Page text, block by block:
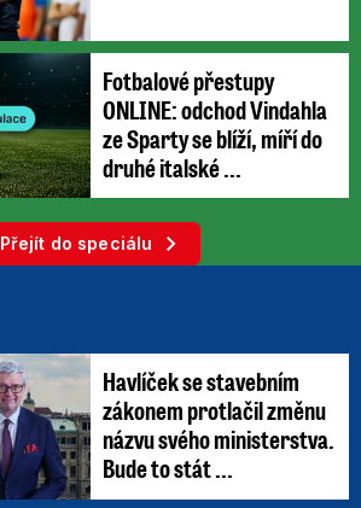
Fotbalové přestupy
ONLINE: odchod Vindahla
ze Sparty se blíží, míří do
druhé italské ...
Přejít do speciálu
Havlíček se stavebním
zákonem protlačil změnu
názvu svého ministerstva.
Bude to stát ...